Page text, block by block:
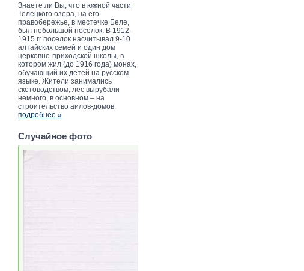
Знаете ли Вы, что в южной части
Телецкого озера, на его
правобережье, в местечке Беле,
был небольшой посёлок. В 1912-
1915 гг поселок насчитывал 9-10
алтайских семей и один дом
церковно-приходской школы, в
котором жил (до 1916 года) монах,
обучающий их детей на русском
языке. Жители занимались
скотоводством, лес вырубали
немного, в основном – на
строительство аилов-домов.
подробнее »
Случайное фото